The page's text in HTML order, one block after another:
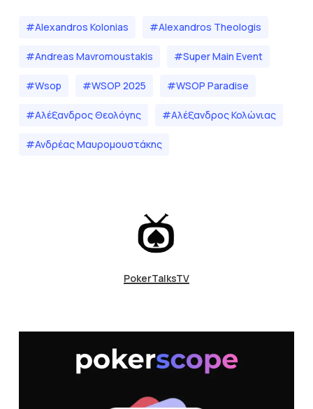
#Alexandros Kolonias #Alexandros Theologis
#Andreas Mavromoustakis #Super Main Event
#wsop #WSOP 2025 #WSOP Paradise
#Αλέξανδρος Θεολόγης #Αλέξανδρος Κολώνιας
#Ανδρέας Μαυρομουστάκης
PokerTalksTV